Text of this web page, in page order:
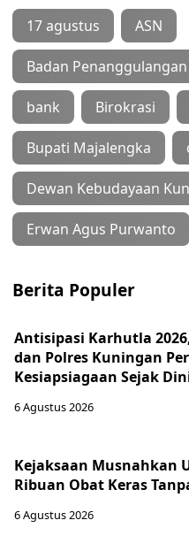
17 agustus ASN
Badan
bank Birokrasi
Bupati Majalengka
Dewan Kebudayaan
Erwan Agus Purwanto
Berita Populer
Antisipasi Karhutla
dan Polres Kuningan
Kesiapsiagaan Sejak
6 Agustus 2026
Kejaksaan Musnahkan
Ribuan Obat Keras
6 Agustus 2026